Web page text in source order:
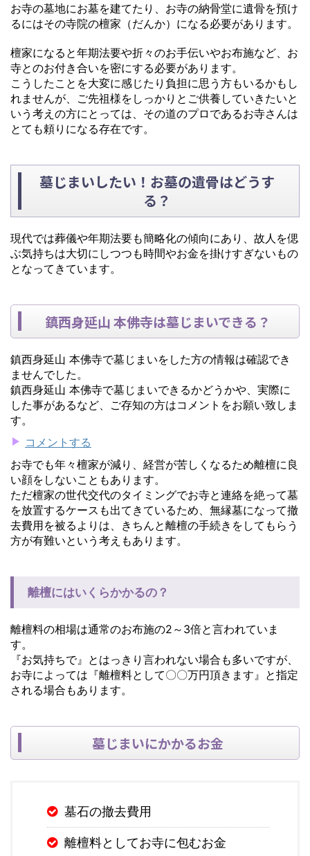
お寺の墓地にお墓を建てたり、お寺の納骨堂に遺骨を預け
るにはその寺院の檀家（だんか）になる必要があります。
檀家になると年期法要や折々のお手伝いやお布施など、お
寺とのお付き合いを密にする必要があります。
こうしたことを大変に感じたり負担に思う方もいるかもし
れませんが、ご先祖様をしっかりとご供養していきたいと
いう考えの方にとっては、その道のプロであるお寺さんは
とても頼りになる存在です。
墓じまいしたい！お墓の遺骨はどうす
る？
現代では葬儀や年期法要も簡略化の傾向にあり、故人を偲
ぶ気持ちは大切にしつつも時間やお金を掛けすぎないもの
となってきています。
鎮西身延山 本佛寺は墓じまいできる？
鎮西身延山 本佛寺で墓じまいをした方の情報は確認でき
ませんでした。
鎮西身延山 本佛寺で墓じまいできるかどうかや、実際に
した事があるなど、ご存知の方はコメントをお願い致しま
す。
コメントする
お寺でも年々檀家が減り、経営が苦しくなるため離檀に良
い顔をしないこともあります。
ただ檀家の世代交代のタイミングでお寺と連絡を絶って墓
を放置するケースも出てきているため、無縁墓になって撤
去費用を被るよりは、きちんと離檀の手続きをしてもらう
方が有難いという考えもあります。
離檀にはいくらかかるの？
離檀料の相場は通常のお布施の2～3倍と言われていま
す。
『お気持ちで』とはっきり言われない場合も多いですが、
お寺によっては『離檀料として〇〇万円頂きます』と指定
される場合もあります。
墓じまいにかかるお金
墓石の撤去費用
離檀料としてお寺に包むお金